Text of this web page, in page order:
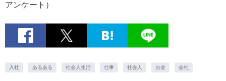
アンケート）
入社 あるある 社会人生活 仕事 社会人 お金 会社